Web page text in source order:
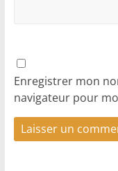
Enregistrer mon
navigateur pour